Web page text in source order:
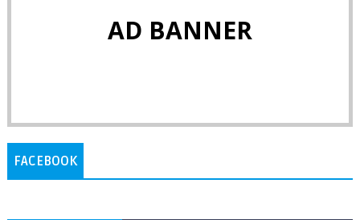
AD BANNER
FACEBOOK